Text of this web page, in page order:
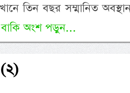
তিন বছর সম্মানিত
বাকি অংশ পড়ুন...
(২)